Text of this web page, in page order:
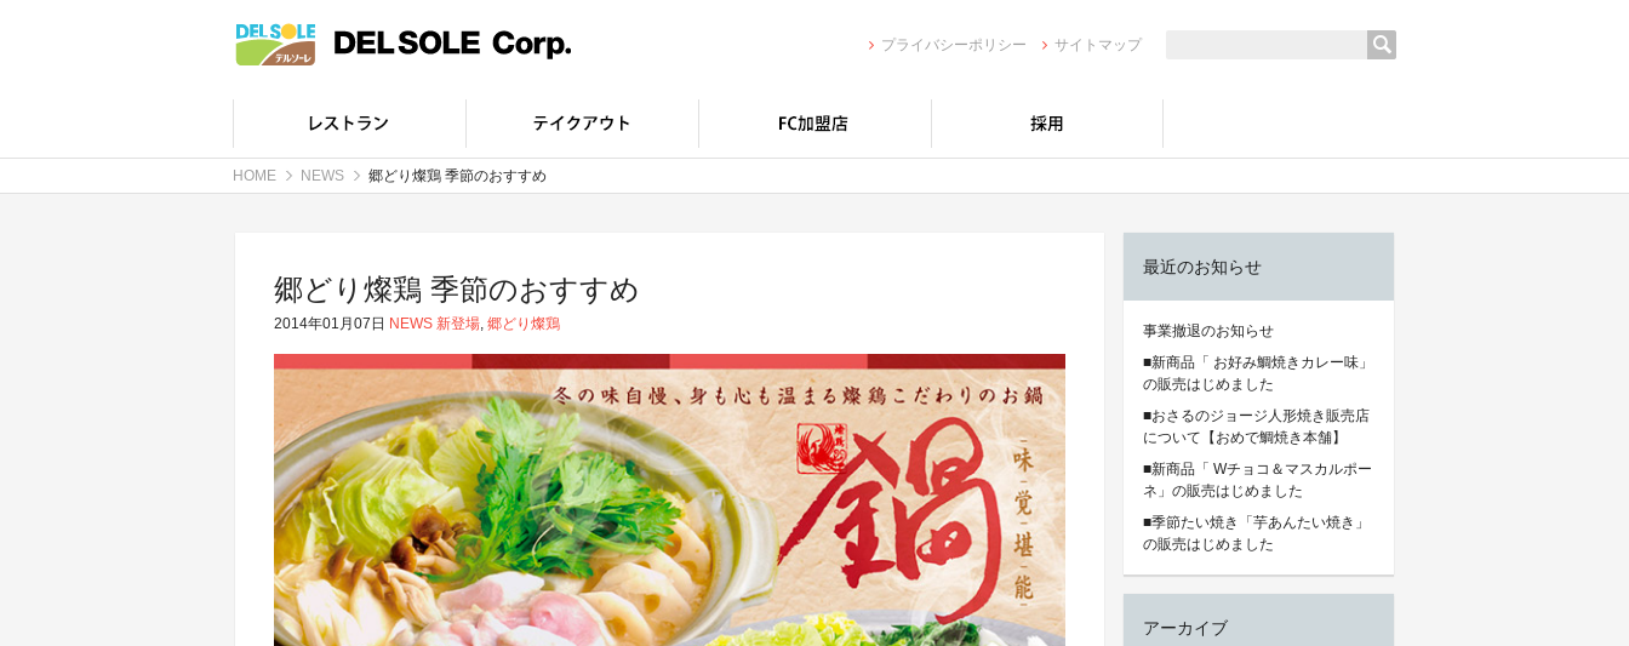
プライバシーポリシー サイトマップ
HOME NEWS 郷どり燦鶏 季節のおすすめ
郷どり燦鶏 季節のおすすめ
2014年01月07日 NEWS 新登場, 郷どり燦鶏
最近のお知らせ
事業撤退のお知らせ
■新商品「 お好み鯛焼きカレー味」
の販売はじめました
■おさるのジョージ人形焼き販売店
について【おめで鯛焼き本舗】
■新商品「 Wチョコ＆マスカルポー
ネ」の販売はじめました
■季節たい焼き「芋あんたい焼き」
の販売はじめました
アーカイブ